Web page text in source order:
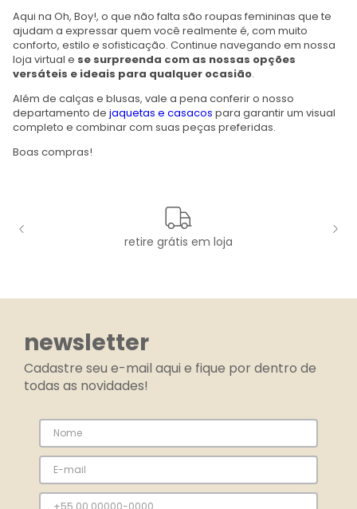
Aqui na Oh, Boy!, o que não falta são roupas femininas que te
ajudam a expressar quem você realmente é, com muito
conforto, estilo e sofisticação. Continue navegando em nossa
loja virtual e se surpreenda com as nossas opções
versáteis e ideais para qualquer ocasião.
Além de calças e blusas, vale a pena conferir o nosso
departamento de jaquetas e casacos para garantir um visual
completo e combinar com suas peças preferidas.
Boas compras!
retire grátis em loja
newsletter
Cadastre seu e-mail aqui e fique por dentro de
todas as novidades!